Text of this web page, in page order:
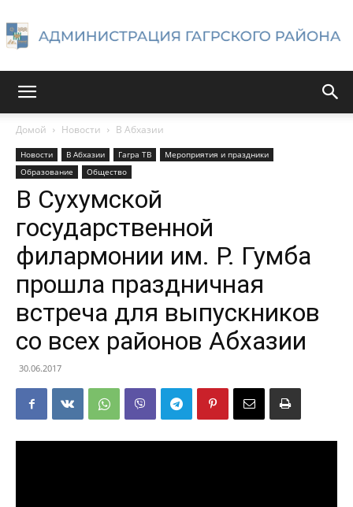
Гагрского
района
Домой Новости В Абхазии
Новости В Абхазии Гагра ТВ
Мероприятия и праздники
Образование
Общество
В Сухумской
государственной
филармонии им. Р. Гумба
прошла праздничная
встреча для выпускников
со всех районов Абхазии
30.06.2017